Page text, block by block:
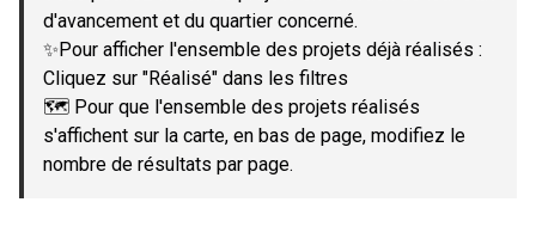
d'avancement et du quartier concerné.
✨Pour afficher l'ensemble des projets déjà réalisés :
Cliquez sur "Réalisé" dans les filtres
🗺️ Pour que l'ensemble des projets réalisés
s'affichent sur la carte, en bas de page, modifiez le
nombre de résultats par page.